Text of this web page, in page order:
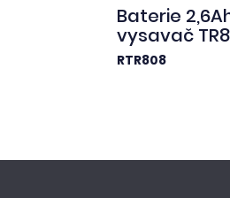
Baterie
vysavač
RTR808